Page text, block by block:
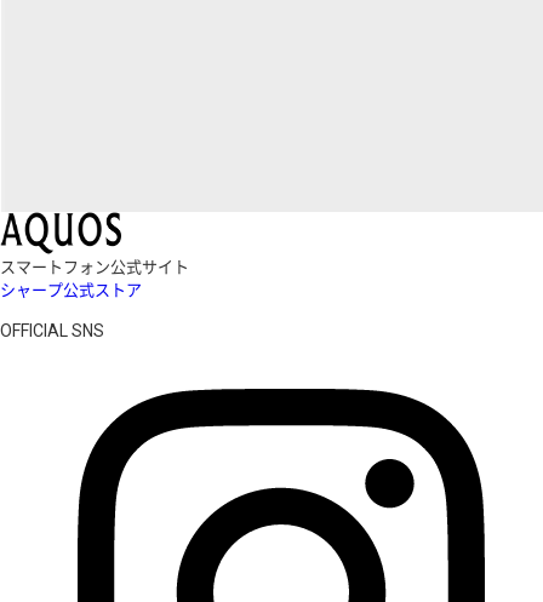
スマートフォン公式サイト
シャープ公式ストア
OFFICIAL SNS